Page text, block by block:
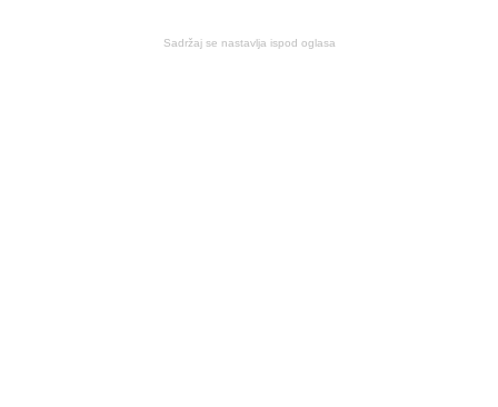
Sadržaj se nastavlja ispod oglasa